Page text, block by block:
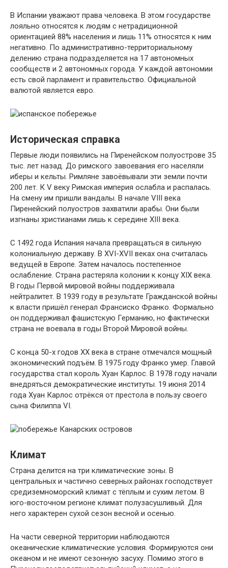
В Испании уважают права человека. В этом государстве
лояльно относятся к людям с нетрадиционной
ориентацией 88% населения и лишь 11% относятся к ним
негативно. По административно-территориальному
делению страна подразделяется на 17 автономных
сообществ и 2 автономных города. У каждой автономии
есть свой парламент и правительство. Официальной
валютой является евро.
Историческая справка
Первые люди появились на Пиренейском полуострове 35
тыс. лет назад. До римского завоевания его населяли
иберы и кельты. Римляне завоёвывали эти земли почти
200 лет. К V веку Римская империя ослабла и распалась.
На смену им пришли вандалы. В начале VIII века
Пиренейский полуостров захватили арабы. Они были
изгнаны христианами лишь к середине XIII века.
С 1492 года Испания начала превращаться в сильную
колониальную державу. В XVI-XVII веках она считалась
ведущей в Европе. Затем началось постепенное
ослабление. Страна растеряла колонии к концу XIX века.
В годы Первой мировой войны поддерживала
нейтралитет. В 1939 году в результате Гражданской войны
к власти пришёл генерал Франсиско Франко. Формально
он поддерживал фашистскую Германию, но фактически
страна не воевала в годы Второй Мировой войны.
С конца 50-х годов XX века в стране отмечался мощный
экономический подъём. В 1975 году Франко умер. Главой
государства стал король Хуан Карлос. В 1978 году начали
внедряться демократические институты. 19 июня 2014
года Хуан Карлос отрёкся от престола в пользу своего
сына Филиппа VI.
Климат
Страна делится на три климатические зоны. В
центральных и частично северных районах господствует
средиземноморский климат с тёплым и сухим летом. В
юго-восточном регионе климат полузасушливый. Для
него характерен сухой сезон весной и осенью.
На части северной территории наблюдаются
океанические климатические условия. Формируются они
океаном и не имеют сезонную засуху. Помимо этого в